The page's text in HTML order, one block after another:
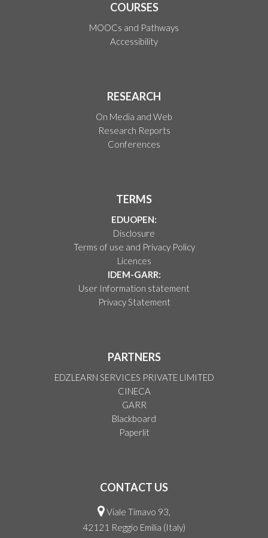
COURSES
MOOCs and Pathways
Accessibility
RESEARCH
On Media and Web
Research Reports
Conferences
TERMS
EDUOPEN:
Disclosure
Terms of use and Privacy Policy
Licences
IDEM-GARR:
User Information statement
Privacy Statement
PARTNERS
EDZLEARN SERVICES PRIVATE LIMITED
CINECA
GARR
Blackboard
Paperlit
CONTACT US
Viale Timavo 93,
42121 Reggio Emilia (Italy)